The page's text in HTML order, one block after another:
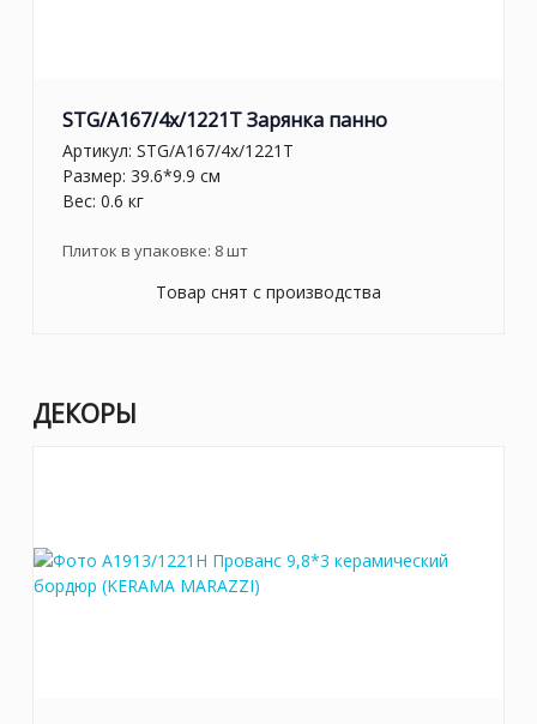
STG/A167/4x/1221T Зарянка панно
Артикул: STG/A167/4x/1221T
Размер: 39.6*9.9 см
Вес: 0.6 кг
Плиток в упаковке: 8шт
Товар снят с производства
ДЕКОРЫ